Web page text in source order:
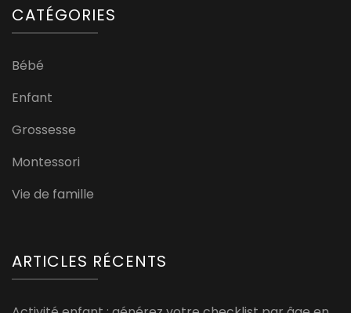
CATÉGORIES
Bébé
Enfant
Grossesse
Montessori
Vie de famille
ARTICLES RÉCENTS